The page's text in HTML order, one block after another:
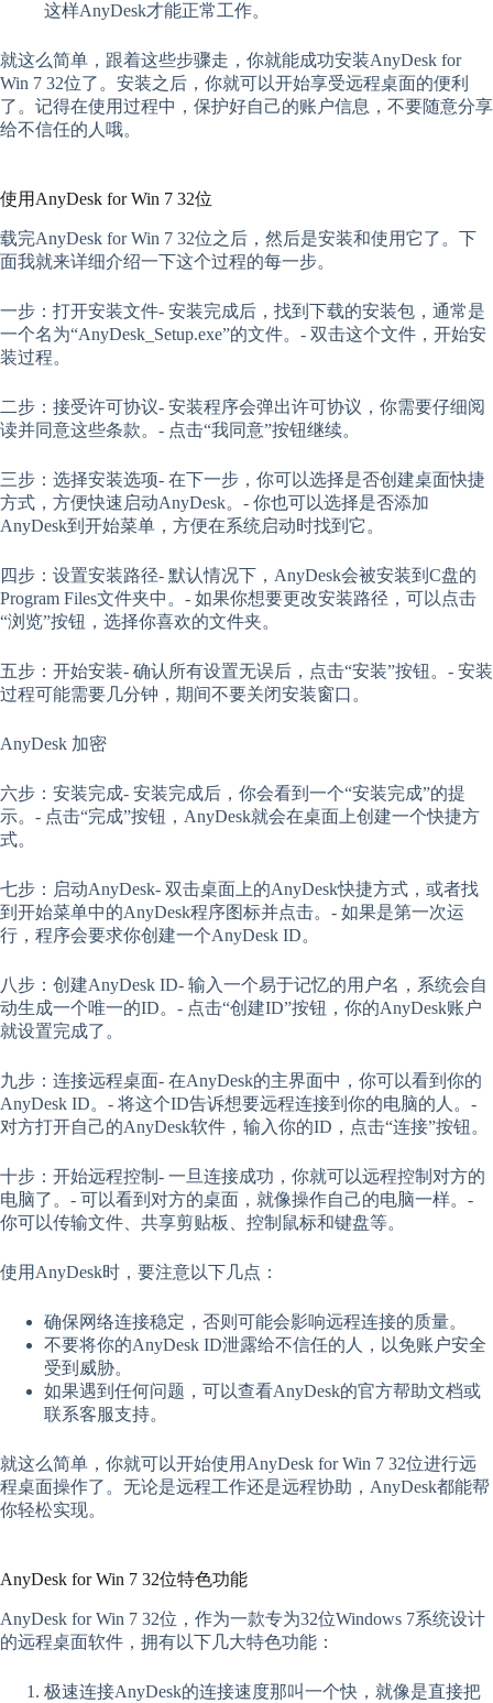
这样AnyDesk才能正常工作。
就这么简单，跟着这些步骤走，你就能成功安装AnyDesk for
Win 7 32位了。安装之后，你就可以开始享受远程桌面的便利
了。记得在使用过程中，保护好自己的账户信息，不要随意分享
给不信任的人哦。
使用AnyDesk for Win 7 32位
载完AnyDesk for Win 7 32位之后，然后是安装和使用它了。下
面我就来详细介绍一下这个过程的每一步。
一步：打开安装文件- 安装完成后，找到下载的安装包，通常是
一个名为“AnyDesk_Setup.exe”的文件。- 双击这个文件，开始安
装过程。
二步：接受许可协议- 安装程序会弹出许可协议，你需要仔细阅
读并同意这些条款。- 点击“我同意”按钮继续。
三步：选择安装选项- 在下一步，你可以选择是否创建桌面快捷
方式，方便快速启动AnyDesk。- 你也可以选择是否添加
AnyDesk到开始菜单，方便在系统启动时找到它。
四步：设置安装路径- 默认情况下，AnyDesk会被安装到C盘的
Program Files文件夹中。- 如果你想要更改安装路径，可以点击
“浏览”按钮，选择你喜欢的文件夹。
五步：开始安装- 确认所有设置无误后，点击“安装”按钮。- 安装
过程可能需要几分钟，期间不要关闭安装窗口。
AnyDesk 加密
六步：安装完成- 安装完成后，你会看到一个“安装完成”的提
示。- 点击“完成”按钮，AnyDesk就会在桌面上创建一个快捷方
式。
七步：启动AnyDesk- 双击桌面上的AnyDesk快捷方式，或者找
到开始菜单中的AnyDesk程序图标并点击。- 如果是第一次运
行，程序会要求你创建一个AnyDesk ID。
八步：创建AnyDesk ID- 输入一个易于记忆的用户名，系统会自
动生成一个唯一的ID。- 点击“创建ID”按钮，你的AnyDesk账户
就设置完成了。
九步：连接远程桌面- 在AnyDesk的主界面中，你可以看到你的
AnyDesk ID。- 将这个ID告诉想要远程连接到你的电脑的人。-
对方打开自己的AnyDesk软件，输入你的ID，点击“连接”按钮。
十步：开始远程控制- 一旦连接成功，你就可以远程控制对方的
电脑了。- 可以看到对方的桌面，就像操作自己的电脑一样。-
你可以传输文件、共享剪贴板、控制鼠标和键盘等。
使用AnyDesk时，要注意以下几点：
确保网络连接稳定，否则可能会影响远程连接的质量。
不要将你的AnyDesk ID泄露给不信任的人，以免账户安全
受到威胁。
如果遇到任何问题，可以查看AnyDesk的官方帮助文档或
联系客服支持。
就这么简单，你就可以开始使用AnyDesk for Win 7 32位进行远
程桌面操作了。无论是远程工作还是远程协助，AnyDesk都能帮
你轻松实现。
AnyDesk for Win 7 32位特色功能
AnyDesk for Win 7 32位，作为一款专为32位Windows 7系统设计
的远程桌面软件，拥有以下几大特色功能：
极速连接AnyDesk的连接速度那叫一个快，就像是直接把